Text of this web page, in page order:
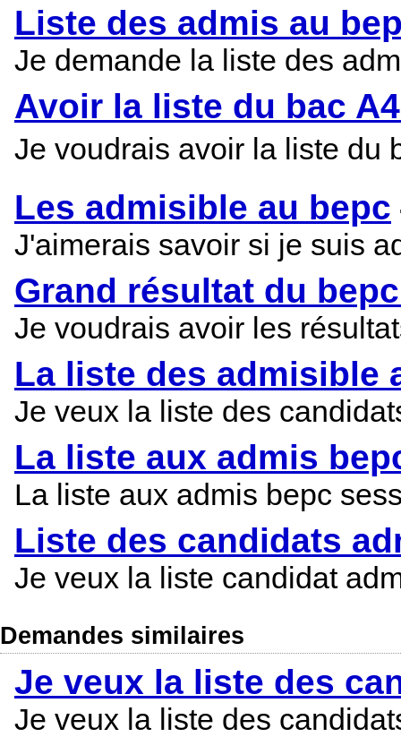
Liste des admis au
Je demande la liste des
Avoir la liste du bac
Je voudrais avoir la liste du
Les admisible au bepc
J'aimerais savoir si je suis
Grand résultat du
Je voudrais avoir les
La liste des admisible
Je veux la liste des
La liste aux admis
La liste aux admis bepc
Liste des candidats
Je veux la liste candidat
Demandes similaires
Je veux la liste des
Je veux la liste des